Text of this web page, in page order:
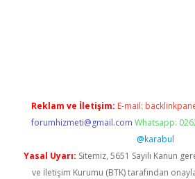
Reklam ve İletişim: E-mail:
forumhizmeti@gmail.com Whatsapp:
@karabul
Yasal Uyarı: Sitemiz, 5651 Sayılı Kanun
ve İletişim Kurumu (BTK) tarafından